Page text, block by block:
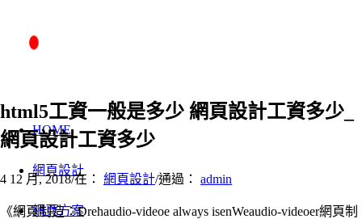
HOME
網頁設計
網頁方案
html5工資一般是多少 網頁設計工資多少_
網頁設計工資多少
4 12 月, 2018/在： 網頁設計/通過： admin
《網頁制造：Drehaudio-videoe always isenWeaudio-videoer網頁制